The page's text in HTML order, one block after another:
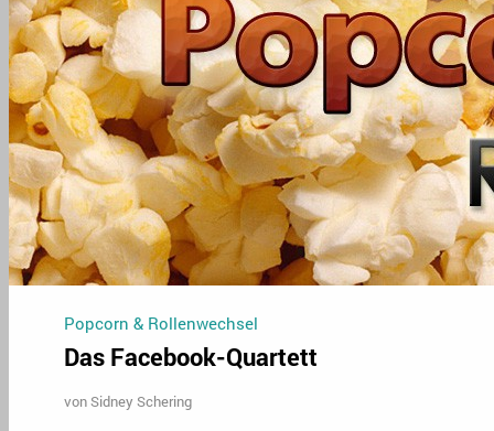
Popcorn & Rollenwechsel
Das Facebook-Quartett
vonSidney Schering